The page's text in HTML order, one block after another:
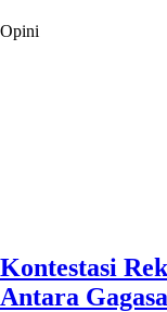
Opini
Kontestasi
Antara